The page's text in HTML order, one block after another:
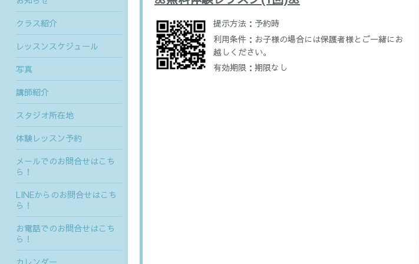
提示方法： 予約時
利用条件： お子様の場合には保護者様とご一緒にお
越しください。
有効期限： 期限なし
クラス紹介
レッスンスケジュール
写真
講師紹介
スタジオ所在地
体験レッスン予約
メールでのお問合せはこち
ら！
LINEからのお問合せはこち
ら！
お電話でのお問合せはこち
ら！